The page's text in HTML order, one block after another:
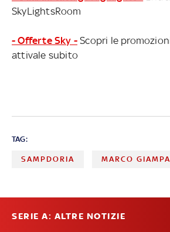
SkyLightsRoom
- Offerte Sky - Scopri le
attivale subito
TAG:
SAMPDORIA MARCO
SERIE A: ALTRE NOTIZIE